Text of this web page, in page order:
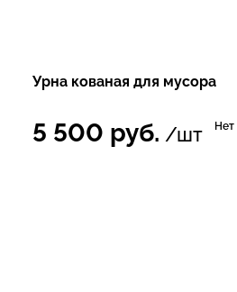
Урна кованая для мусора
5 500 руб. /шт Нет